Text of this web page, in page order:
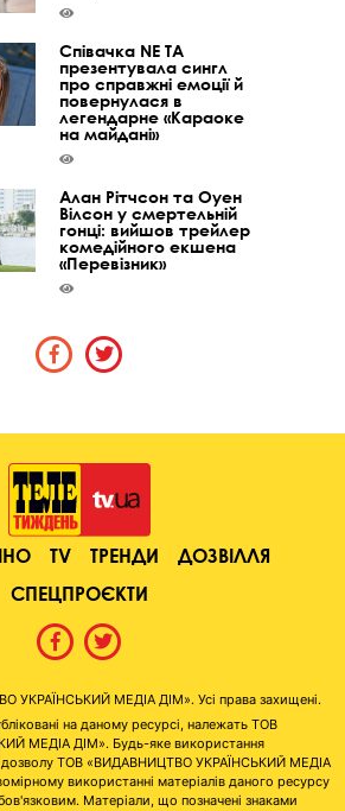
Співачка NE TA
презентувала сингл
про справжні емоції й
повернулася в
легендарне «Караоке
на майдані»
Алан Рітчсон та Оуен
Вілсон у смертельній
гонці: вийшов трейлер
комедійного екшена
«Перевізник»
TV ТРЕНДИ
ДОЗВІЛЛЯ
СПЕЦПРОЄКТИ
МЕДІА ДІМ». Усі права захищені.
на даному ресурсі, належать ТОВ
МЕДІА ДІМ». Будь-яке використання
дозволу ТОВ «ВИДАВНИЦТВО УКРАЇНСЬКИЙ МЕДІА
використанні матеріалів даного ресурсу
Матеріали, що позначені знаками